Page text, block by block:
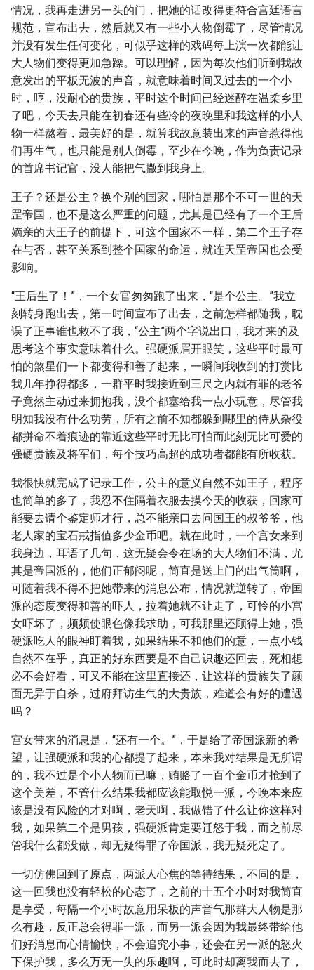
情况，我再走进另一头的门，把她的话改得更符合宫廷语言
规范，宣布出去，然后就又有一些小人物倒霉了，尽管情况
并没有发生任何变化，可似乎这样的戏码每上演一次都能让
大人物们变得更加急躁。可以理解，因为每次他们听到我故
意发出的平板无波的声音，就意味着时间又过去的一个小
时，哼，没耐心的贵族，平时这个时间已经迷醉在温柔乡里
了吧，今天去只能在初春还有些冷的夜晚里和我这样的小人
物一样熬着，最美好的是，就算我故意装出来的声音惹得他
们再生气，也只能是别人倒霉，至少在今晚，作为负责记录
的首席书记官，没人能把气撒到我身上。
王子？还是公主？换个别的国家，哪怕是那个不可一世的天
罡帝国，也不是这么严重的问题，尤其是已经有了一个王后
嫡亲的大王子的前提下，可这个国家不一样，第二个王子存
在与否，甚至关系到整个国家的命运，就连天罡帝国也会受
影响。
“王后生了！”，一个女官匆匆跑了出来，“是个公主。”我立
刻转身跑出去，第一时间宣布了出去，之前怎样都随我，耽
误了正事谁也救不了我，“公主”两个字说出口，我才来的及
思考这个事实意味着什么。强硬派眉开眼笑，这些平时最可
怕的煞星们一下都变得和善了起来，一瞬间我收到的打赏比
我几年挣得都多，一群平时我接近到三尺之内就有罪的老爷
子竟然主动过来拥抱我，没个都塞给我一点小玩意，尽管我
明知我没有什么功劳，所有之前不知都躲到哪里的侍从杂役
都拼命不着痕迹的靠近这些平时无比可怕而此刻无比可爱的
强硬贵族及将军们，每个技巧高超的成功者都能有所收获。
我很快就完成了记录工作，公主的意义自然不如王子，程序
也简单的多了，我忍不住隔着衣服去摸今天的收获，回家可
能要去请个鉴定师才行，总不能亲口去问国王的叔爷爷，他
老人家的宝石戒指值多少金币吧。就在此时，一个宫女来到
我身边，耳语了几句，这无疑会令在场的大人物们不满，尤
其是帝国派的，他们正郁闷呢，简直是送上门的出气筒啊，
可随着我不得不把她带来的消息公布，情况就逆转了，帝国
派的态度变得和善的吓人，拉着她就不让走了，可怜的小宫
女吓坏了，频频使眼色像我求助，可我那里还顾得上她，强
硬派吃人的眼神盯着我，如果结果不和他们的意，一点小钱
自然不在乎，真正的好东西要是不自己识趣还回去，死相想
必不会好看，可又不能在这里直接还，让这样的贵族失了颜
面无异于自杀，过府拜访生气的大贵族，难道会有好的遭遇
吗？
宫女带来的消息是，“还有一个。”，于是给了帝国派新的希
望，让强硬派和我的心都提了起来，本来我对结果是无所谓
的，我不过是个小人物而已嘛，贿赂了一百个金币才抢到了
这个美差，不管什么结果我都应该能取悦一派，今晚本来应
该是没有风险的才对啊，老天啊，我做错了什么让你这样对
我，如果第二个是男孩，强硬派肯定要迁怒于我，而之前尽
管我什么都没做，却无疑得罪了帝国派，我无疑死定了。
一切仿佛回到了原点，两派人心焦的等待结果，不同的是，
这一回我也没有轻松的心态了，之前的十五个小时对我简直
是享受，每隔一个小时故意用呆板的声音气那群大人物是那
么有趣，反正总会得罪一派，而另一派会因为我最终带给他
们好消息而心情愉快，不会追究小事，还会在另一派的怒火
下保护我，多么万无一失的乐趣啊，可此时却离我而去了，